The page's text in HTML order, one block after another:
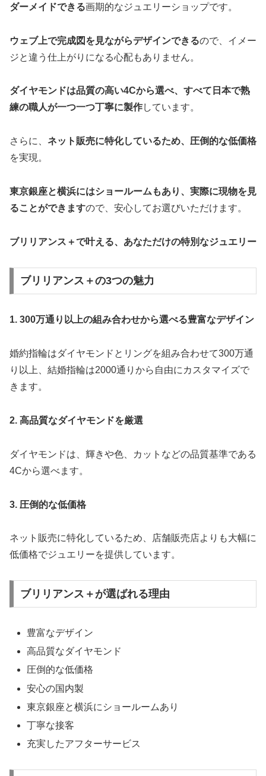
ダーメイドできる画期的なジュエリーショップです。
ウェブ上で完成図を見ながらデザインできるので、イメー
ジと違う仕上がりになる心配もありません。
ダイヤモンドは品質の高い4Cから選べ、すべて日本で熟
練の職人が一つ一つ丁寧に製作しています。
さらに、 ネット販売に特化しているため、圧倒的な低価格
を実現。
東京銀座と横浜にはショールームもあり、実際に現物を見
ることができますので、安心してお選びいただけます。
ブリリアンス＋で叶える、あなただけの特別なジュエリー
ブリリアンス＋の3つの魅力
1. 300万通り以上の組み合わせから選べる豊富なデザイン
婚約指輪はダイヤモンドとリングを組み合わせて300万通
り以上、結婚指輪は2000通りから自由にカスタマイズで
きます。
2. 高品質なダイヤモンドを厳選
ダイヤモンドは、輝きや色、カットなどの品質基準である
4Cから選べます。
3. 圧倒的な低価格
ネット販売に特化しているため、店舗販売店よりも大幅に
低価格でジュエリーを提供しています。
ブリリアンス＋が選ばれる理由
豊富なデザイン
高品質なダイヤモンド
圧倒的な低価格
安心の国内製
東京銀座と横浜にショールームあり
丁寧な接客
充実したアフターサービス